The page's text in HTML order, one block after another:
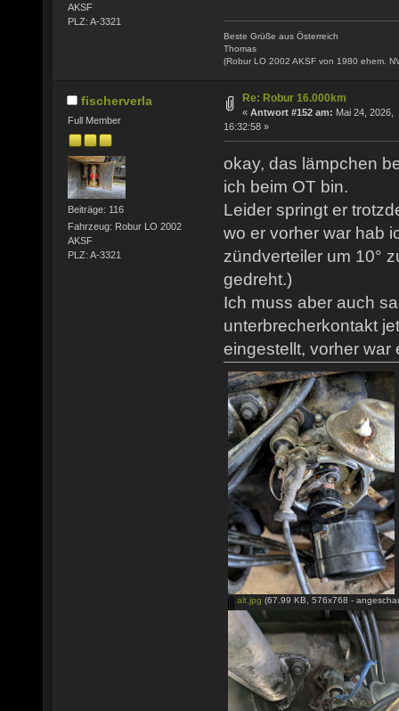
AKSF
PLZ: A-3321
Beste Grüße aus Österreich
Thomas
(Robur LO 2002 AKSF von 1980 ehem.
fischerverla
Full Member
Beiträge: 116
Fahrzeug: Robur LO 2002
AKSF
PLZ: A-3321
Re: Robur 16.000km
« Antwort #152 am: Mai 24, 2026,
16:32:58 »
okay, das lämpchen
ich beim OT bin.
Leider springt er
wo er vorher war hab
zündverteiler um 10°
gedreht.)
Ich muss aber auch
unterbrecherkontakt
eingestellt, vorher war
alt.jpg (67.99 KB, 576x768 -